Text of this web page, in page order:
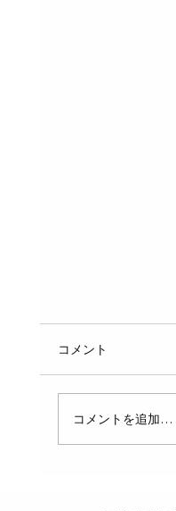
配管工事にお
ッチ）は非常
持間隔を守ら
水の重さで
コメント
コメントを追加…